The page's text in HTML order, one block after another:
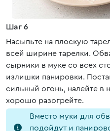
Шаг 6
Насыпьте на плоскую
всей ширине тарелки.
сырники в муке со всех
излишки панировки.
сильный огонь, налейте в
хорошо разогрейте.
Вместо муки для
подойдут и